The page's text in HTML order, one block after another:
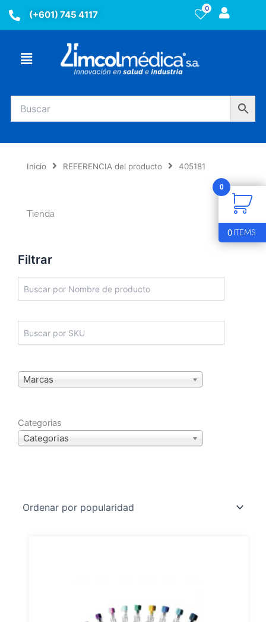
(+601) 745 4117
0
Menú
Inicio REFERENCIA del producto 405181
Tienda
Filtrar
Marcas
Categorias
Categorias
0
0ITEMS